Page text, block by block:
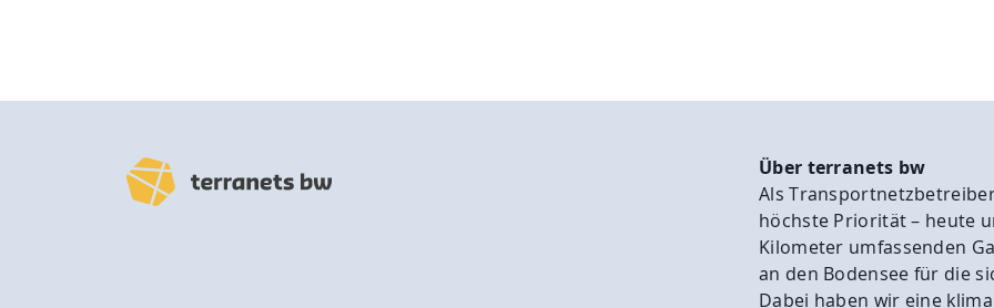
Über terranets bw
Als
höchste Priorität – heute
Kilometer umfassenden
an den Bodensee für die
Dabei haben wir eine